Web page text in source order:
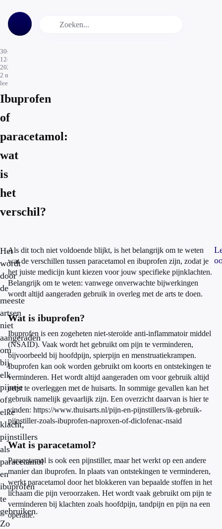
30-
12-
2022
2 min.
leestijd
Ibuprofen
of
paracetamol:
wat
is
het
verschil?
Het
wordt
door
de
meeste
artsen
niet
aangeraden
om
bij
elk
pijntje
of
elke
klacht,
pijnstillers
als
paracetamol
en
ibuprofen
te
gebruiken.
Zo
Als dit toch niet voldoende blijkt, is het belangrijk om te weten
wat de verschillen tussen paracetamol en ibuprofen zijn, zodat je
het juiste medicijn kunt kiezen voor jouw specifieke pijnklachten.
Belangrijk om te weten: vanwege onverwachte bijwerkingen
wordt altijd aangeraden gebruik in overleg met de arts te doen.
Wat is ibuprofen?
Ibuprofen is een zogeheten niet-steroïde anti-inflammatoir middel
(NSAID). Vaak wordt het gebruikt om pijn te verminderen,
bijvoorbeeld bij hoofdpijn, spierpijn en menstruatiekrampen.
Ibuprofen kan ook worden gebruikt om koorts en ontstekingen te
verminderen. Het wordt altijd aangeraden om voor gebruik altijd
eerst te overleggen met de huisarts. In sommige gevallen kan het
gebruik namelijk gevaarlijk zijn. Een overzicht daarvan is hier te
vinden: https://www.thuisarts.nl/pijn-en-pijnstillers/ik-gebruik-
pijnstiller-zoals-ibuprofen-naproxen-of-diclofenac-nsaid
Wat is paracetamol?
Paracetamol is ook een pijnstiller, maar het werkt op een andere
manier dan ibuprofen. In plaats van ontstekingen te verminderen,
werkt paracetamol door het blokkeren van bepaalde stoffen in het
lichaam die pijn veroorzaken. Het wordt vaak gebruikt om pijn te
verminderen bij klachten zoals hoofdpijn, tandpijn en pijn na een
operatie.